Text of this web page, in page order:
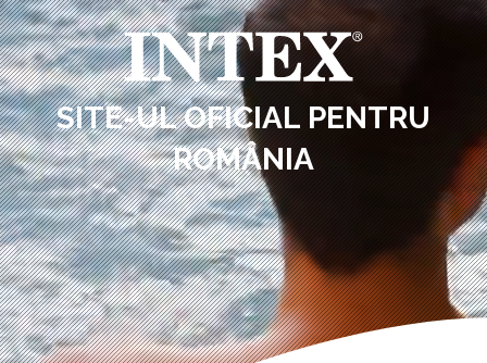
SITE-UL OFICIAL PENTRU
ROMÂNIA